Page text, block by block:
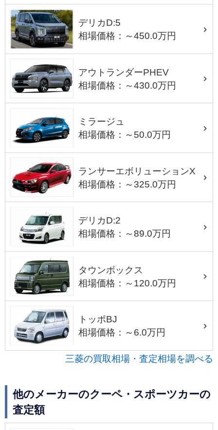
デリカD:5
相場価格：～450.0万円
アウトランダーPHEV
相場価格：～430.0万円
ミラージュ
相場価格：～50.0万円
ランサーエボリューションX
相場価格：～325.0万円
デリカD:2
相場価格：～89.0万円
タウンボックス
相場価格：～120.0万円
トッポBJ
相場価格：～6.0万円
三菱の買取相場・査定相場を調べる
他のメーカーのクーペ・スポーツカーの
査定額